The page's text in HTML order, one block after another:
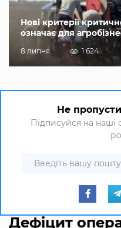
Нові критерії
означає для
8 липня 1 624
Не
Підписуйся на наші
Дефіцит